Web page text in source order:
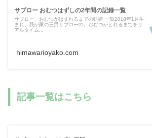
サブロー おむつはずしの2年間の記録一覧
サブロー、おむつがはずれるまでの軌跡 一覧2018年1月生
まれ、我が家の三男サブローの、おむつがとれるまでをリ
アルタイム...
himawarioyako.com
記事一覧はこちら